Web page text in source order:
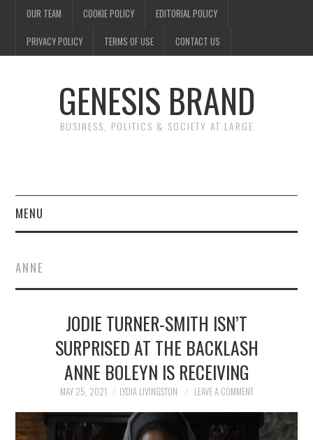
OUR TEAM COOKIE POLICY EDITORIAL POLICY
PRIVACY POLICY TERMS OF USE CONTACT US
GENESIS BRAND
BUSINESS, POLITICS & SOCIETY AT LARGE
MENU
FINANCE
POLITICS
SOCIETY
SPORTS
ANNE
JODIE TURNER-SMITH ISN’T
SURPRISED AT THE BACKLASH
ANNE BOLEYN IS RECEIVING
MAY 25, 2021 LYDIA LIVINGSTON LEAVE A COMMENT